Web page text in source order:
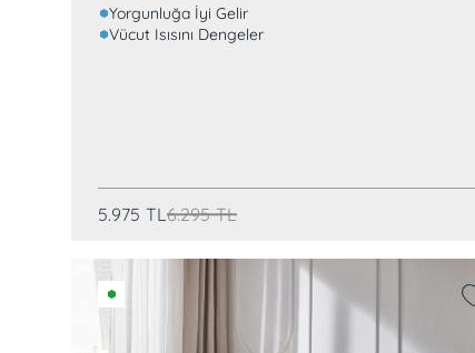
Yorgunluğa İyi Gelir
Vücut Isısını Dengeler
6.295 TL
5.975 TL